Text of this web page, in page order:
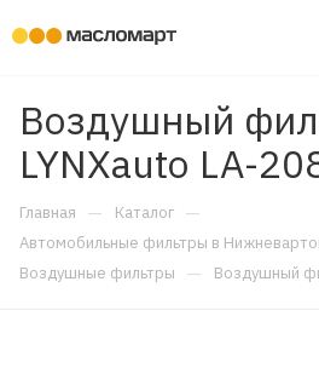
Воздушный
LYNXauto LA-
Главная — Каталог —
Автомобильные фильтры в
Воздушные фильтры — Воздушный